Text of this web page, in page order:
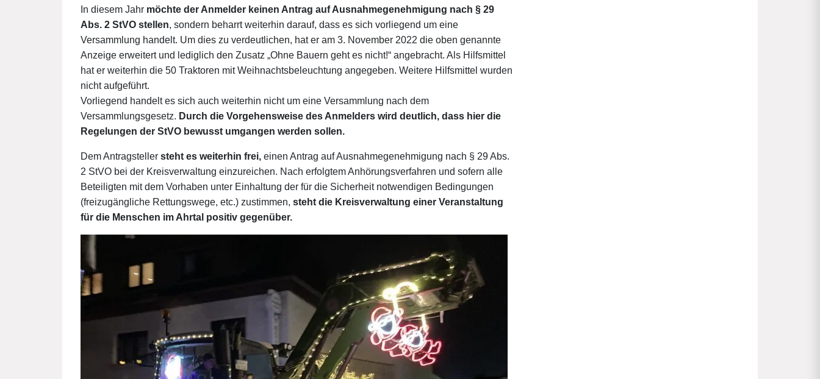
In diesem Jahr möchte der Anmelder keinen Antrag auf Ausnahmegenehmigung nach § 29
Abs. 2 StVO stellen, sondern beharrt weiterhin darauf, dass es sich vorliegend um eine
Versammlung handelt. Um dies zu verdeutlichen, hat er am 3. November 2022 die oben genannte
Anzeige erweitert und lediglich den Zusatz „Ohne Bauern geht es nicht!“ angebracht. Als Hilfsmittel
hat er weiterhin die 50 Traktoren mit Weihnachtsbeleuchtung angegeben. Weitere Hilfsmittel wurden
nicht aufgeführt.
Vorliegend handelt es sich auch weiterhin nicht um eine Versammlung nach dem
Versammlungsgesetz. Durch die Vorgehensweise des Anmelders wird deutlich, dass hier die
Regelungen der StVO bewusst umgangen werden sollen.
Dem Antragsteller steht es weiterhin frei, einen Antrag auf Ausnahmegenehmigung nach § 29 Abs.
2 StVO bei der Kreisverwaltung einzureichen. Nach erfolgtem Anhörungsverfahren und sofern alle
Beteiligten mit dem Vorhaben unter Einhaltung der für die Sicherheit notwendigen Bedingungen
(freizugängliche Rettungswege, etc.) zustimmen, steht die Kreisverwaltung einer Veranstaltung
für die Menschen im Ahrtal positiv gegenüber.